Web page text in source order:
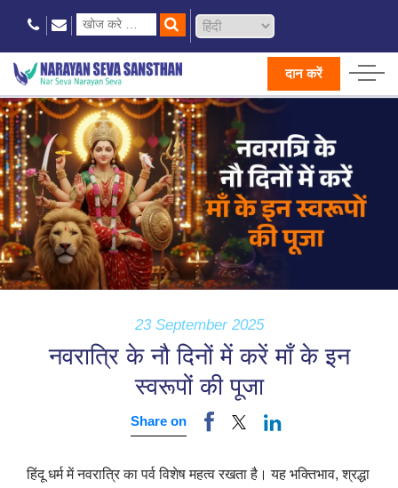
दान करें
23 September 2025
नवरात्रि के नौ दिनों में करें माँ के इन
स्वरूपों की पूजा
Share on
हिंदू धर्म में नवरात्रि का पर्व विशेष महत्व रखता है। यह भक्तिभाव, श्रद्धा